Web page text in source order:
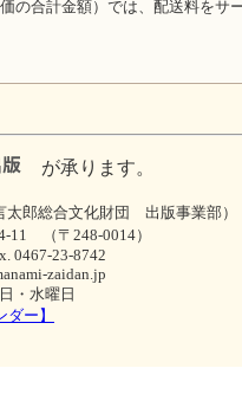
の合計金額）では、配送料をサ
が承ります。
太郎総合文化財団 出版事業部）
11 （〒248-0014）
0467-23-8742
zaidan.jp
・水曜日
ダー】